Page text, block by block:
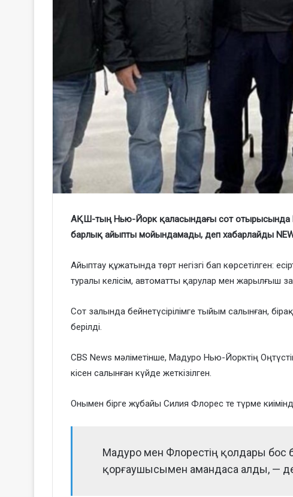
АҚШ-тың Нью-Йорк қаласындағы сот отырысында
барлық айыпты мойындамады, деп хабарлайды
Айыптау құжатында төрт негізгі бап көрсетілген:
туралы келісім, автоматты қарулар мен жарылғыш
Сот залында бейнетүсірілімге тыйым салынған,
берілді.
CBS News мәліметінше, Мадуро Нью-Йорктің
кісен салынған күйде жеткізілген.
Онымен бірге жұбайы Силия Флорес те түрме
Мадуро мен Флорестің қолдары бос
қорғаушысымен амандаса алды, —